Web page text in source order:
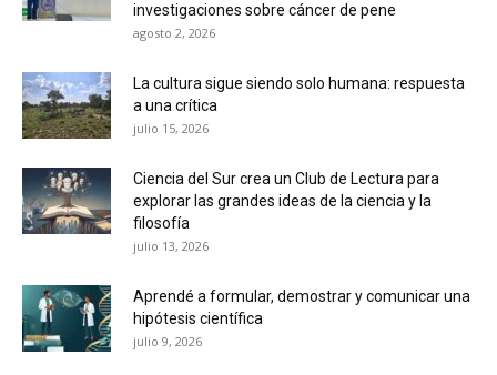
investigaciones sobre cáncer de pene
agosto 2, 2026
La cultura sigue siendo solo humana: respuesta
a una crítica
julio 15, 2026
Ciencia del Sur crea un Club de Lectura para
explorar las grandes ideas de la ciencia y la
filosofía
julio 13, 2026
Aprendé a formular, demostrar y comunicar una
hipótesis científica
julio 9, 2026